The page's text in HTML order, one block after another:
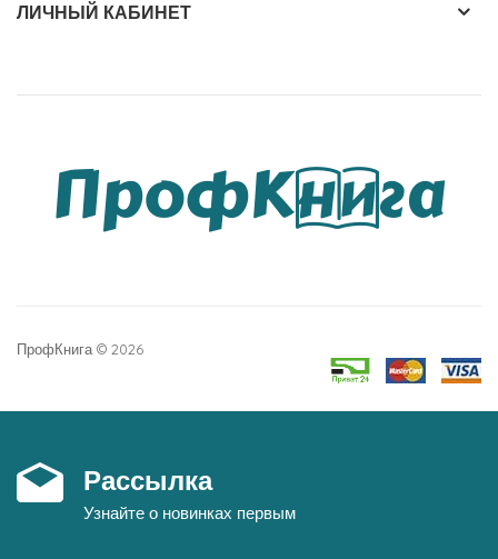
ЛИЧНЫЙ КАБИНЕТ
ПрофКнига © 2026
Рассылка
Узнайте о новинках первым